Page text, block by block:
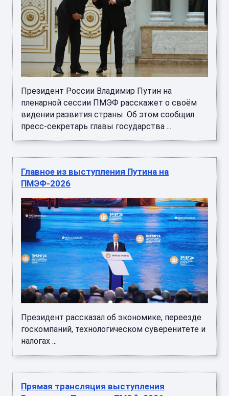
Президент России Владимир Путин на
пленарной сессии ПМЭФ расскажет о своём
видении развития страны. Об этом сообщил
пресс-секретарь главы государства ...
Главное из выступления Путина на
ПМЭФ-2026
Президент рассказал об экономике, переезде
госкомпаний, технологическом суверенитете и
налогах ...
Прямая трансляция выступления